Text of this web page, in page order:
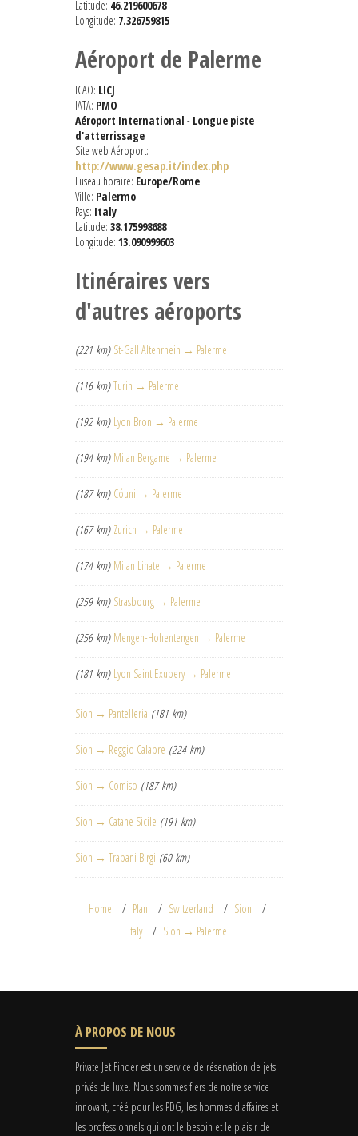
Latitude: 46.219600678
Longitude: 7.326759815
Aéroport de Palerme
ICAO: LICJ
IATA: PMO
Aéroport International - Longue piste
d'atterrissage
Site web Aéroport:
http://www.gesap.it/index.php
Fuseau horaire: Europe/Rome
Ville: Palermo
Pays: Italy
Latitude: 38.175998688
Longitude: 13.090999603
Itinéraires vers
d'autres aéroports
(221 km) St-Gall Altenrhein → Palerme
(116 km) Turin → Palerme
(192 km) Lyon Bron → Palerme
(194 km) Milan Bergame → Palerme
(187 km) Cóuni → Palerme
(167 km) Zurich → Palerme
(174 km) Milan Linate → Palerme
(259 km) Strasbourg → Palerme
(256 km) Mengen-Hohentengen → Palerme
(181 km) Lyon Saint Exupery → Palerme
Sion → Pantelleria (181 km)
Sion → Reggio Calabre (224 km)
Sion → Comiso (187 km)
Sion → Catane Sicile (191 km)
Sion → Trapani Birgi (60 km)
Home Plan Switzerland
Sion
Italy
Sion → Palerme
À PROPOS DE NOUS
Private Jet Finder est un service de réservation de jets
privés de luxe. Nous sommes fiers de notre service
innovant, créé pour les PDG, les hommes d'affaires et
les professionnels qui ont le besoin et le plaisir de